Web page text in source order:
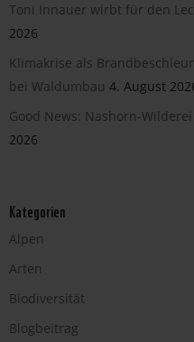
Toni Innauer wirbt für den
2026
Klimakrise als
bei Waldumbau 4. August
Good News: Nashorn-
2026
Kategorien
Alpen
Arten
Biodiversität
Blogbeitrag